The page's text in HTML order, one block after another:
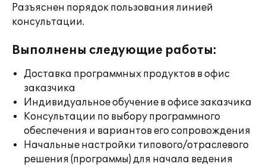
Разъяснен порядок пользования линией
консультации.
Выполнены следующие работы:
Доставка программных продуктов в офис
заказчика
Индивидуальное обучение в офисе заказчика
Консультации по выбору программного
обеспечения и вариантов его сопровождения
Начальные настройки типового/отраслевого
решения (программы) для начала ведения